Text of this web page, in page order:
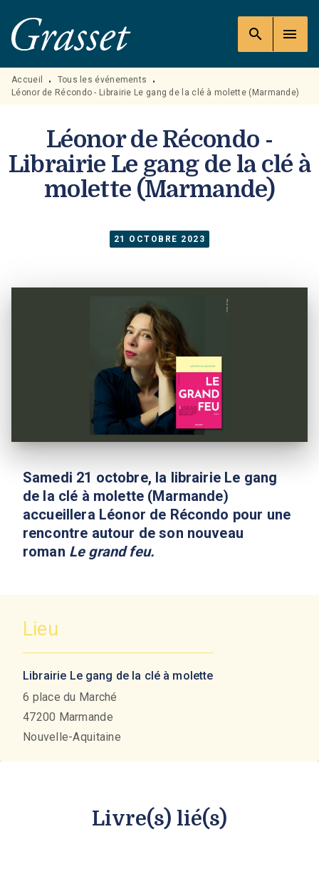
MENU RECHERCHE
PIED DE PAGE
search menu
Accueil • Tous les événements
•
Léonor de Récondo - Librairie Le gang de la clé à molette (Marmande)
Léonor de Récondo -
Librairie Le gang de la clé à
molette (Marmande)
21 OCTOBRE 2023
Samedi 21 octobre, la librairie Le gang
de la clé à molette (Marmande)
accueillera Léonor de Récondo pour une
rencontre autour de son nouveau
roman Le grand feu.
Lieu
Librairie Le gang de la clé à molette
6 place du Marché
47200 Marmande
Nouvelle-Aquitaine
Livre(s) lié(s)